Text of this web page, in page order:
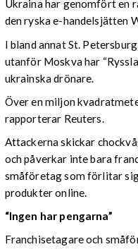
Ukraina har genomfört en
den ryska e-handelsjätten
I bland annat St.
utanför Moskva har
ukrainska drönare.
Över en miljon
rapporterar Reuters.
Attackerna skickar
och påverkar inte bara
småföretag som förlitar
produkter online.
“Ingen har pengarna”
Franchisetagare och